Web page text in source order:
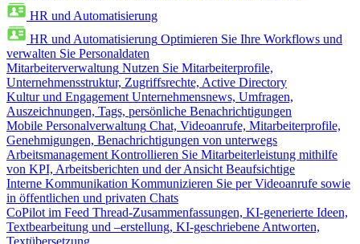
HR und Automatisierung
HR und Automatisierung Optimieren Sie Ihre Workflows und
verwalten Sie Personaldaten
Mitarbeiterverwaltung Nutzen Sie Mitarbeiterprofile,
Unternehmensstruktur, Zugriffsrechte, Active Directory
Kultur und Engagement Unternehmensnews, Umfragen,
Auszeichnungen, Tags, persönliche Benachrichtigungen
Mobile Personalverwaltung Chat, Videoanrufe, Mitarbeiterprofile,
Genehmigungen, Benachrichtigungen von unterwegs
Arbeitsmanagement Kontrollieren Sie Mitarbeiterleistung mithilfe
von KPI, Arbeitsberichten und der Ansicht Beaufsichtige
Interne Kommunikation Kommunizieren Sie per Videoanrufe sowie
in öffentlichen und privaten Chats
CoPilot im Feed Thread-Zusammenfassungen, KI-generierte Ideen,
Textbearbeitung und –erstellung, KI-geschriebene Antworten,
Textübersetzung